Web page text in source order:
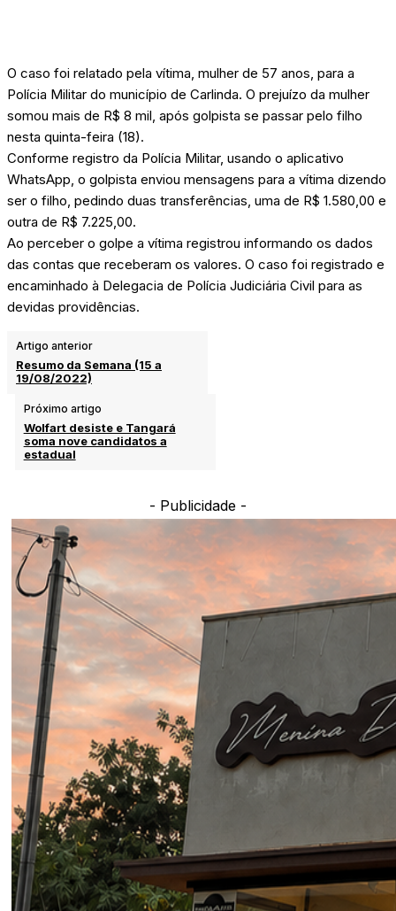
O caso foi relatado pela vítima, mulher de 57 anos, para a
Polícia Militar do município de Carlinda. O prejuízo da mulher
somou mais de R$ 8 mil, após golpista se passar pelo filho
nesta quinta-feira (18).
Conforme registro da Polícia Militar, usando o aplicativo
WhatsApp, o golpista enviou mensagens para a vítima dizendo
ser o filho, pedindo duas transferências, uma de R$ 1.580,00 e
outra de R$ 7.225,00.
Ao perceber o golpe a vítima registrou informando os dados
das contas que receberam os valores. O caso foi registrado e
encaminhado à Delegacia de Polícia Judiciária Civil para as
devidas providências.
Artigo anterior
Resumo da Semana (15 a
19/08/2022)
Próximo artigo
Wolfart desiste e Tangará
soma nove candidatos a
estadual
- Publicidade -